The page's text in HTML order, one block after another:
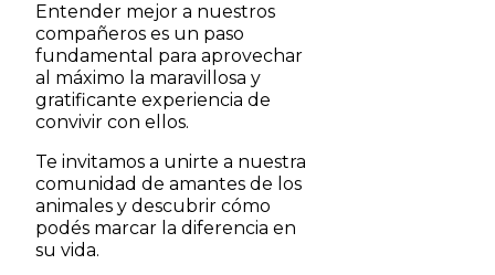
Entender mejor a nuestros
compañeros es un paso
fundamental para aprovechar
al máximo la maravillosa y
gratificante experiencia de
convivir con ellos.
Te invitamos a unirte a nuestra
comunidad de amantes de los
animales y descubrir cómo
podés marcar la diferencia en
su vida.